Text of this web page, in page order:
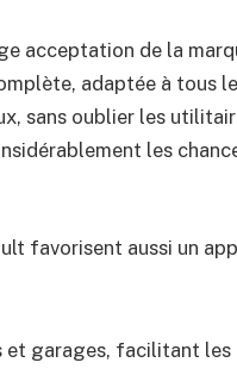
acceptation de la
adaptée à tous
sans oublier les
les
favorisent aussi un
garages, facilitant les